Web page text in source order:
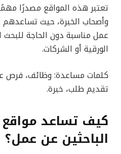
تعتبر هذه المواقع مصدرًا
وأصحاب الخبرة، حيث
عمل مناسبة دون الحاجة للبحث
الورقية أو الشركات.
كلمات مساعدة: وظائف، فرص
تقديم طلب، خبرة.
كيف تساعد
الباحثين عن عمل؟